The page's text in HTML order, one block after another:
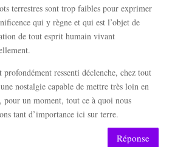
terrestres sont trop faibles pour exprimer
qui y règne et qui est l’objet de
de tout esprit humain vivant
profondément ressenti déclenche, chez tout
nostalgie capable de mettre très loin en
pour un moment, tout ce à quoi nous
tant d’importance ici sur terre.
Réponse